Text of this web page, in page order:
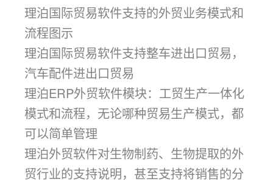
理泊国际贸易软件支持的外贸业务模式和
流程图示
理泊国际贸易软件支持整车进出口贸易，
汽车配件进出口贸易
理泊ERP外贸软件模块：工贸生产一体化
模式和流程，无论哪种贸易生产模式，都
可以简单管理
理泊外贸软件对生物制药、生物提取的外
贸行业的支持说明，甚至支持将销售的分